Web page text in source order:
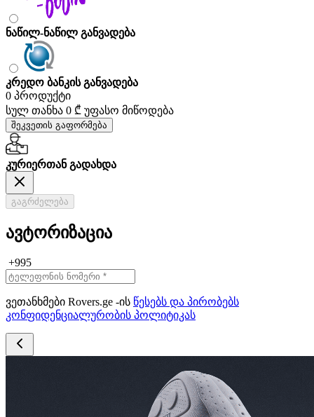
ნაწილ-ნაწილ განვადება
კრედო ბანკის განვადება
0 პროდუქტი
სულ თანხა 0 ₾ უფასო მიწოდება
შეკვეთის გაფორმება
კურიერთან გადახდა
გაგრძელება
ავტორიზაცია
+995
ვეთანხმები Rovers.ge -ის წესებს და პირობებს
კონფიდენციალურობის პოლიტიკას